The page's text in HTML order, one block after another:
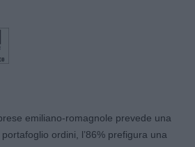
emiliano-romagnole prevede una
ordini, l’86% prefigura una